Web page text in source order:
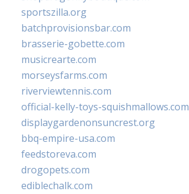
sportszilla.org
batchprovisionsbar.com
brasserie-gobette.com
musicrearte.com
morseysfarms.com
riverviewtennis.com
official-kelly-toys-squishmallows.com
displaygardenonsuncrest.org
bbq-empire-usa.com
feedstoreva.com
drogopets.com
ediblechalk.com